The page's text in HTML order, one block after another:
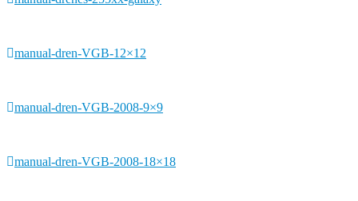
manual-dren-VGB-12×12
manual-dren-VGB-2008-9×9
manual-dren-VGB-2008-18×18